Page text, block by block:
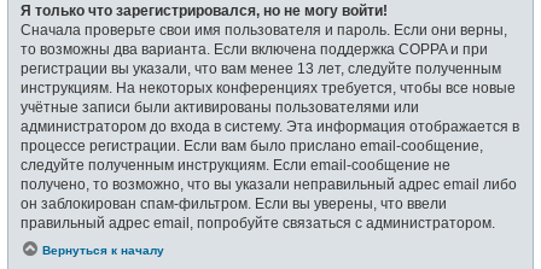
Я только что зарегистрировался, но не могу войти!
Сначала проверьте свои имя пользователя и пароль. Если они верны,
то возможны два варианта. Если включена поддержка COPPA и при
регистрации вы указали, что вам менее 13 лет, следуйте полученным
инструкциям. На некоторых конференциях требуется, чтобы все новые
учётные записи были активированы пользователями или
администратором до входа в систему. Эта информация отображается в
процессе регистрации. Если вам было прислано email-сообщение,
следуйте полученным инструкциям. Если email-сообщение не
получено, то возможно, что вы указали неправильный адрес email либо
он заблокирован спам-фильтром. Если вы уверены, что ввели
правильный адрес email, попробуйте связаться с администратором.
Вернуться к началу